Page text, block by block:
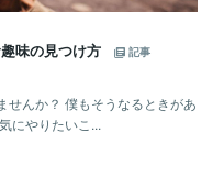
味の見つけ方
記事
せんか？ 僕もそうなるときがあ
にやりたいこ...